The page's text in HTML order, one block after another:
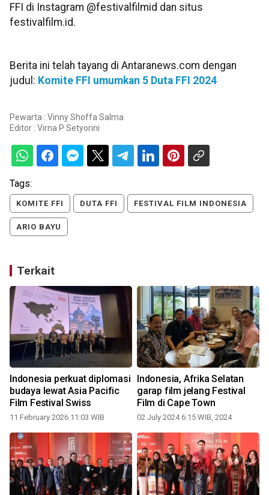
FFI di Instagram @festivalfilmid dan situs
festivalfilm.id.
Berita ini telah tayang di Antaranews.com dengan
judul: Komite FFI umumkan 5 Duta FFI 2024
Pewarta : Vinny Shoffa Salma
Editor : Virna P Setyorini
Tags:
KOMITE FFI DUTA FFI FESTIVAL FILM INDONESIA
ARIO BAYU
Terkait
Indonesia perkuat diplomasi
budaya lewat Asia Pacific
Film Festival Swiss
11 February 2026 11:03 WIB
Indonesia, Afrika Selatan
garap film jelang Festival
Film di Cape Town
02 July 2024 6:15 WIB, 2024